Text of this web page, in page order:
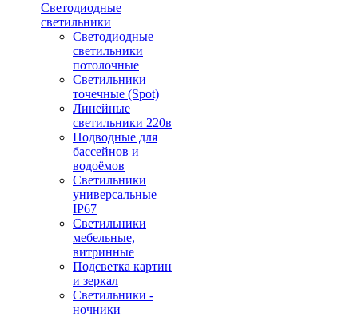
Светодиодные
светильники
Светодиодные
светильники
потолочные
Светильники
точечные (Spot)
Линейные
светильники 220в
Подводные для
бассейнов и
водоёмов
Светильники
универсальные
IP67
Светильники
мебельные,
витринные
Подсветка картин
и зеркал
Светильники -
ночники